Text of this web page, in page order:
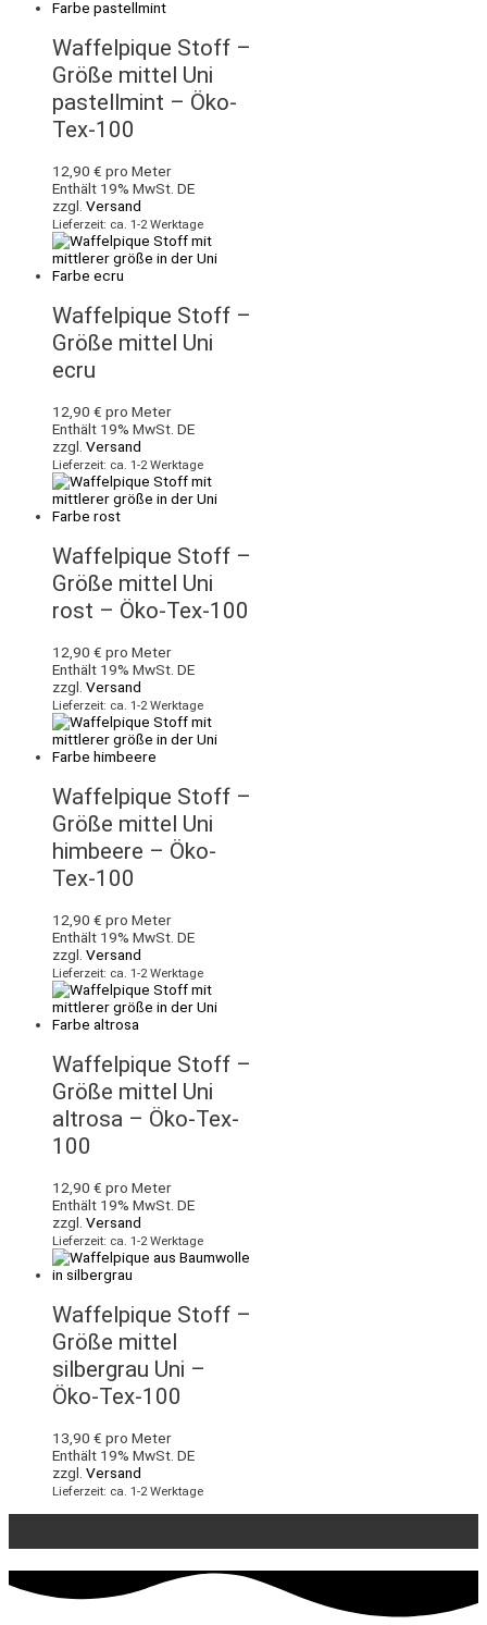
Waffelpique Stoff –
Größe mittel Uni
pastellmint – Öko-
Tex-100
12,90 € pro Meter
Enthält 19% MwSt. DE
zzgl. Versand
Lieferzeit: ca. 1-2 Werktage
Waffelpique Stoff –
Größe mittel Uni
ecru
12,90 € pro Meter
Enthält 19% MwSt. DE
zzgl. Versand
Lieferzeit: ca. 1-2 Werktage
Waffelpique Stoff –
Größe mittel Uni
rost – Öko-Tex-100
12,90 € pro Meter
Enthält 19% MwSt. DE
zzgl. Versand
Lieferzeit: ca. 1-2 Werktage
Waffelpique Stoff –
Größe mittel Uni
himbeere – Öko-
Tex-100
12,90 € pro Meter
Enthält 19% MwSt. DE
zzgl. Versand
Lieferzeit: ca. 1-2 Werktage
Waffelpique Stoff –
Größe mittel Uni
altrosa – Öko-Tex-
100
12,90 € pro Meter
Enthält 19% MwSt. DE
zzgl. Versand
Lieferzeit: ca. 1-2 Werktage
Waffelpique Stoff –
Größe mittel
silbergrau Uni –
Öko-Tex-100
13,90 € pro Meter
Enthält 19% MwSt. DE
zzgl. Versand
Lieferzeit: ca. 1-2 Werktage